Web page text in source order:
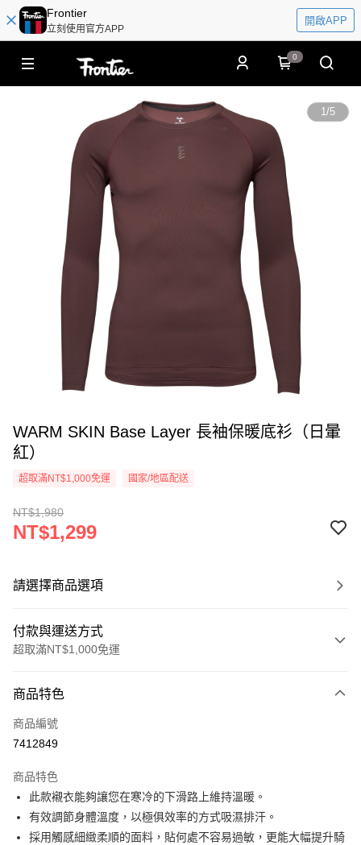
Frontier
立刻使用官方APP
開啟APP
0
1/5
WARM SKIN Base Layer 長袖保暖底衫（日暈
紅）
超取滿NT$1,000免運 國家/地區配送
NT$1,980
NT$1,299
請選擇商品選項
付款與運送方式
超取滿NT$1,000免運
信用卡一次付款
LINE Pay
街口支付
悠遊付
商品特色
商品編號
7412849
商品特色
此款襯衣能夠讓您在寒冷的下滑路上維持溫暖。
有效調節身體溫度，以極俱效率的方式吸濕排汗。
採用觸感細緻柔順的面料，貼何處不容易過敏，更能大幅提升騎